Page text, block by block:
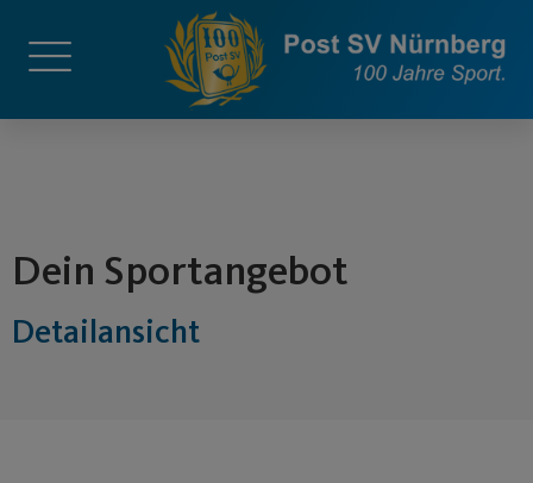
Dein Sportangebot
Detailansicht